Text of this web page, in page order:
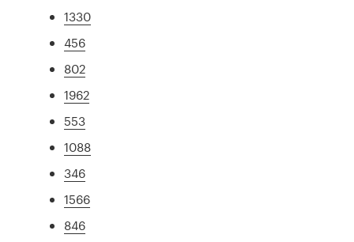
1330
456
802
1962
553
1088
346
1566
846